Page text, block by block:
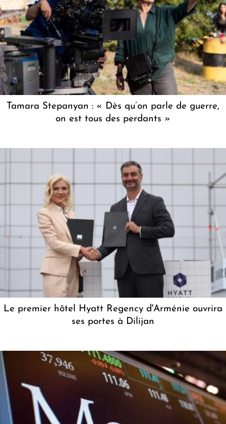
Tamara Stepanyan : « Dès qu’on parle de guerre,
on est tous des perdants »
Le premier hôtel Hyatt Regency d'Arménie ouvrira
ses portes à Dilijan